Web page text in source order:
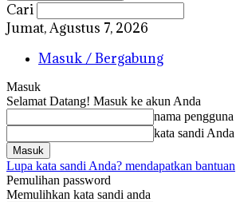
Cari
Jumat, Agustus 7, 2026
Masuk / Bergabung
Masuk
Selamat Datang! Masuk ke akun Anda
nama pengguna
kata sandi Anda
Lupa kata sandi Anda? mendapatkan bantuan
Pemulihan password
Memulihkan kata sandi anda